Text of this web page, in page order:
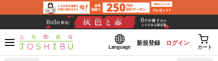
Language
新規登録 ログイン
カート